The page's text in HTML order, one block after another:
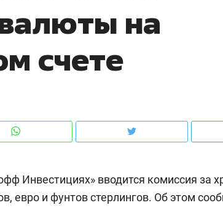
на
счете
Инвестициях» вводится комиссия за
евро и фунтов стерлингов. Об этом
клиентах и чудных запросах